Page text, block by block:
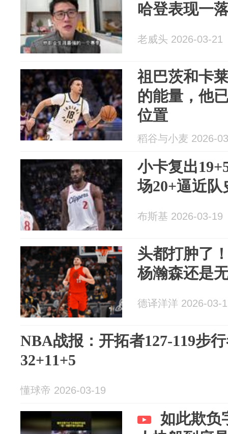
哈登表现一
老威头 2026-03-21
祖巴茨和卡
的能量，他
位置
稻谷与小麦 2026-
小卡复出
场20+逼近队
布斯基 2026-03-19
头都打肿了
杨瀚森还是
德译洋洋 2026-03-
NBA战报：开拓者127-119步
32+11+5
懂球帝 2026-03-19
如此欺负